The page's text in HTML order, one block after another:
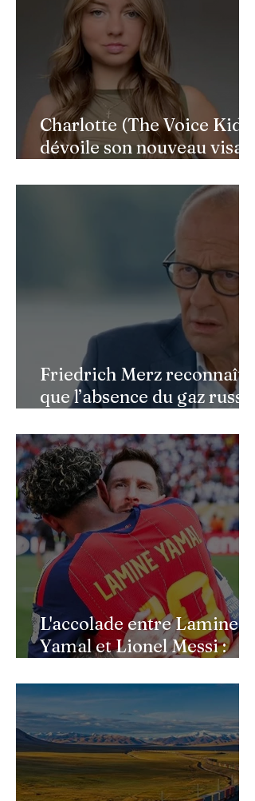
Charlotte (The Voice Kids)
dévoile son nouveau visage
faciale : une renaissance
bouleversante pour ses 16
Friedrich Merz reconnaît
que l’absence du gaz russe
l’économie allemande
L'accolade entre Lamine
Yamal et Lionel Messi :
témoin après le sacre de
l'Espagne